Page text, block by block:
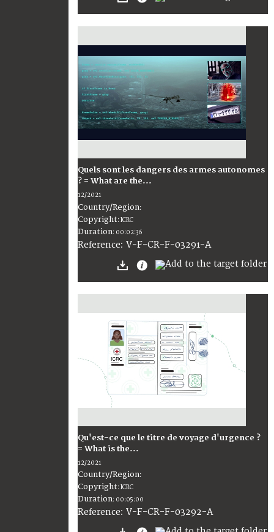
Quels sont les dangers des armes autonomes
? = What are the...
12/2021
Country/Region:
Copyright:ICRC
Duration: 00:02:36
Reference: V-F-CR-F-03291-A
Qu'est-ce que le titre de voyage d'urgence ?
= What is the...
12/2021
Country/Region:
Copyright:ICRC
Duration: 00:05:00
Reference: V-F-CR-F-03292-A